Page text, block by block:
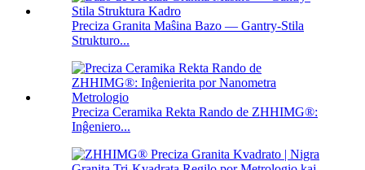
Preciza Granita Maŝina Bazo — Gantry-Stila
Strukturo...
Preciza Ceramika Rekta Rando de ZHHIMG®:
Inĝeniero...